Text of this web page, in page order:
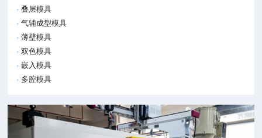
叠层模具
气辅成型模具
薄壁模具
双色模具
嵌入模具
多腔模具